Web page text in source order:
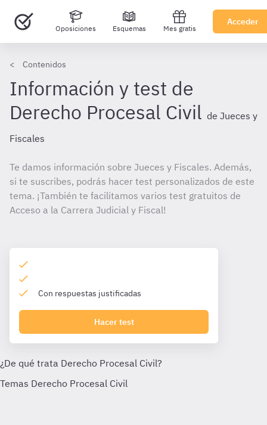
Oposiciones Esquemas Mes gratis
Acceder
Contenidos
Información y test de
Derecho Procesal Civil de Jueces y
Fiscales
Te damos información sobre Jueces y Fiscales. Además,
si te suscribes, podrás hacer test personalizados de este
tema. ¡También te facilitamos varios test gratuitos de
Acceso a la Carrera Judicial y Fiscal!
Con respuestas justificadas
Hacer test